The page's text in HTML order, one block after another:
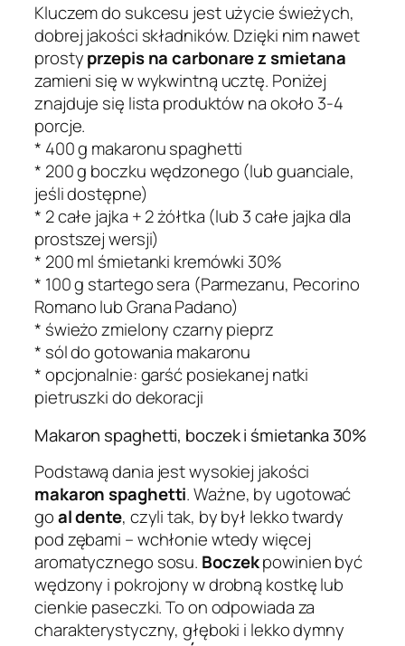
Kluczem do sukcesu jest użycie świeżych,
dobrej jakości składników. Dzięki nim nawet
prostyprzepis na carbonare z smietana
zamieni się w wykwintną ucztę. Poniżej
znajduje się lista produktów na około 3-4
porcje.
* 400 g makaronu spaghetti
* 200 g boczku wędzonego (lub guanciale,
jeśli dostępne)
* 2 całe jajka + 2 żółtka (lub 3 całe jajka dla
prostszej wersji)
* 200 ml śmietanki kremówki 30%
* 100 g startego sera (Parmezanu, Pecorino
Romano lub Grana Padano)
* świeżo zmielony czarny pieprz
* sól do gotowania makaronu
* opcjonalnie: garść posiekanej natki
pietruszki do dekoracji
Makaron spaghetti, boczek i śmietanka 30%
Podstawą dania jest wysokiej jakości
makaron spaghetti. Ważne, by ugotować
goal dente, czyli tak, by był lekko twardy
pod zębami – wchłonie wtedy więcej
aromatycznego sosu. Boczekpowinien być
wędzony i pokrojony w drobną kostkę lub
cienkie paseczki. To on odpowiada za
charakterystyczny, głęboki i lekko dymny